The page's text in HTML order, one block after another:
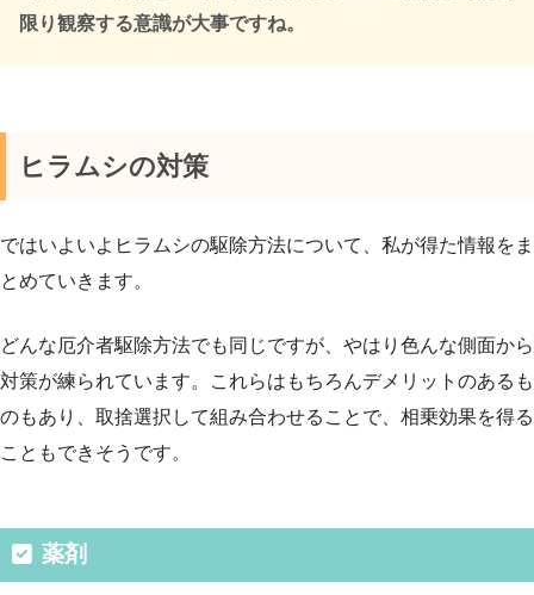
限り観察する意識が大事ですね。
ヒラムシの対策
ではいよいよヒラムシの駆除方法について、私が得た情報をま
とめていきます。
どんな厄介者駆除方法でも同じですが、やはり色んな側面から
対策が練られています。これらはもちろんデメリットのあるも
のもあり、取捨選択して組み合わせることで、相乗効果を得る
こともできそうです。
薬剤